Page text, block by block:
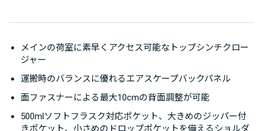
応します。
背面には運搬時の安定性と適度な通気性に優れるエアス
ケープバックパネルを採用。面ファスナーによる最大
10cmの背面長調整が可能なほか、ロードリフターも備
えており、荷重に合わせてフィットの微調整が可能で
メインの荷室に素早くアクセス可能なトップシンチクロー
ジャー
運搬時のバランスに優れるエアスケープバックパネル
面ファスナーによる最大10cmの背面調整が可能
500mlソフトフラスク対応ポケット、大きめのジッパー付
きポケット、小さめのドロップポケットを備えるショルダ